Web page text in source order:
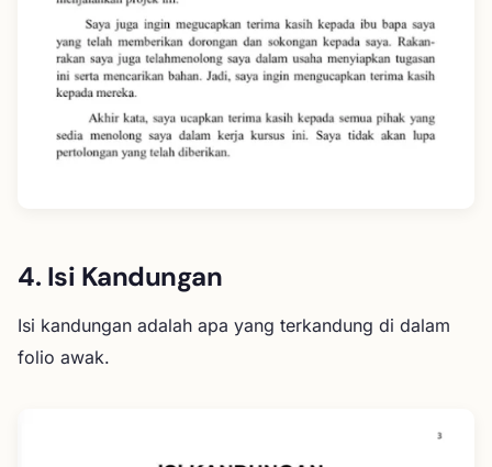
4. Isi Kandungan
Isi kandungan adalah apa yang terkandung di dalam
folio awak.